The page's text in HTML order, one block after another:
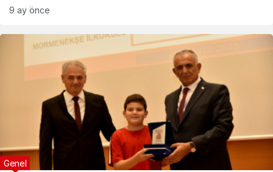
9 ay önce
Genel